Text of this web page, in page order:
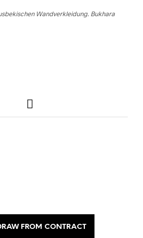
Wandverkleidung. Bukhara
FROM CONTRACT